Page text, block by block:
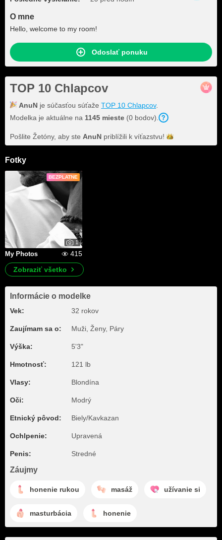
O mne
Hello, welcome to my room!
Odoslať ponuku
TOP 10 Chlapcov
AnuN je súčasťou súťaže TOP 10 Chlapcov.
Modelka je aktuálne na 1145 mieste (0 bodov).
Pošlite Žetóny, aby ste AnuN priblížili k víťazstvu!
Fotky
BEZPLATNE
1
My Photos
415
Zobraziť všetko
Informácie o modelke
Vek: 32 rokov
Zaujímam sa o: Muži, Ženy, Páry
Výška: 5'3"
Hmotnosť: 121 lb
Vlasy: Blondína
Oči: Modrý
Etnický pôvod: Biely/Kavkazan
Ochlpenie: Upravená
Penis: Stredné
Záujmy
honenie rukou masáž užívanie si
masturbácia honenie